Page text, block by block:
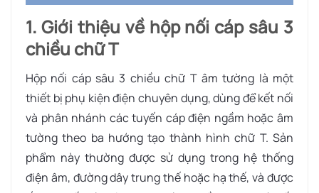
1. Giới thiệu về hộp nối cáp sâu 3
chiều chữ T
Hộp nối cáp sâu 3 chiều chữ T âm tường là một
thiết bị phụ kiện điện chuyên dụng, dùng để kết nối
và phân nhánh các tuyến cáp điện ngầm hoặc âm
tường theo ba hướng tạo thành hình chữ T. Sản
phẩm này thường được sử dụng trong hệ thống
điện âm, đường dây trung thế hoặc hạ thế, và được